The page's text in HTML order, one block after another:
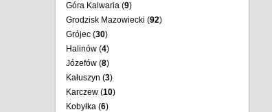
Góra Kalwaria (9)
Grodzisk Mazowiecki (92)
Grójec (30)
Halinów (4)
Józefów (8)
Kałuszyn (3)
Karczew (10)
Kobyłka (6)